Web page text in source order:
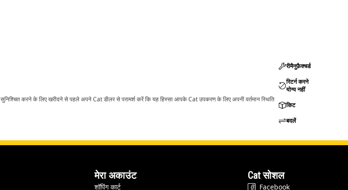
करने के लिए खरीदने से पहले अपने Cat डीलर से परामर्श करें कि यह हिस्सा आपके Cat उपकरण के लिए अपनी वर्तमान स्थिति
रीमैनुफ़ैक्चर्ड
रिटर्न करने
योग्य नहीं
किट
बदलें
मेरा अकाउंट
शॉपिंग कार्ट
Cat सोशल
Facebook